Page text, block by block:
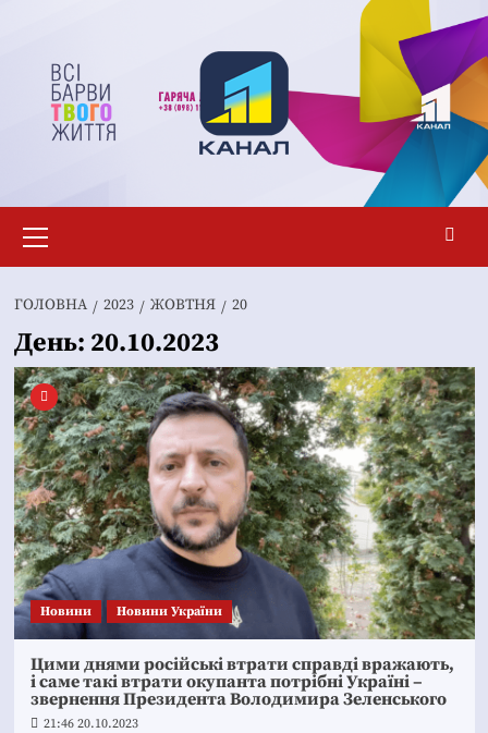
вмісту
меню
ГОЛОВНА 2023 ЖОВТНЯ 20
День: 20.10.2023
Новини Новини України
Цими днями російські втрати справді вражають,
і саме такі втрати окупанта потрібні Україні –
звернення Президента Володимира Зеленського
21:46 20.10.2023